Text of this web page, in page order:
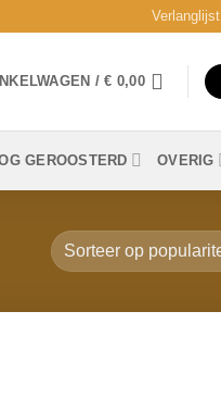
Verlanglijst
/€ 0,00
GEROOSTERD OVERIG